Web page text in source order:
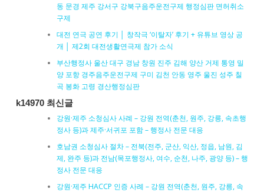
동 문경 제주 강서구 강북구음주운전구제 행정심판 면허취소
구제
대전 연극 공연 후기 │ 창작극 ‘이탈자’ 후기 + 유튜브 영상 공
개 │ 제2회 대전생활연극제 참가 소식
부산행정사 울산 대구 경남 창원 진주 김해 양산 거제 통영 밀
양 포항 경주음주운전구제 구미 김천 안동 영주 울진 성주 칠
곡 봉화 고령 경산행정심판
k14970 최신글
강원·제주 소청심사 사례 – 강원 전역(춘천, 원주, 강릉, 속초행
정사 등)과 제주·서귀포 포함 – 행정사 전문 대응
호남권 소청심사 절차 – 전북(전주, 군산, 익산, 정읍, 남원, 김
제, 완주 등)과 전남(목포행정사, 여수, 순천, 나주, 광양 등) – 행
정사 전문 대응
강원·제주 HACCP 인증 사례 – 강원 전역(춘천, 원주, 강릉, 속